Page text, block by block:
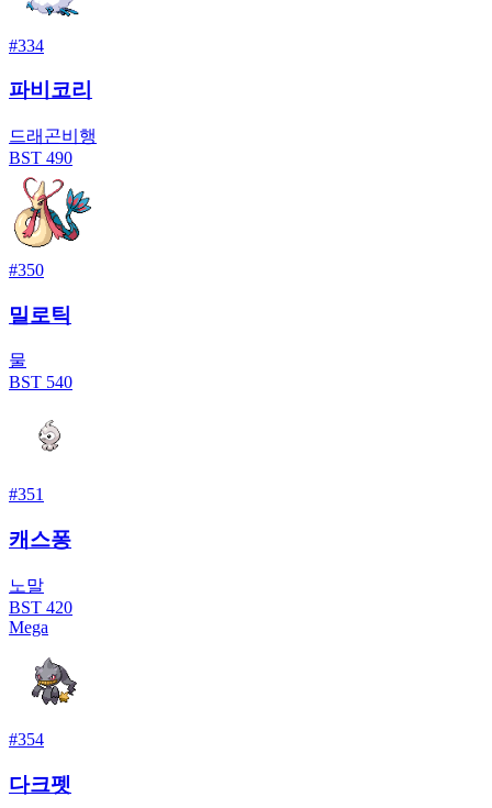
#334
파비코리
드래곤비행
BST 490
#350
밀로틱
물
BST 540
#351
캐스퐁
노말
BST 420
Mega
#354
다크펫